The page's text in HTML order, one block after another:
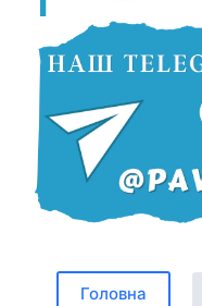
Головна